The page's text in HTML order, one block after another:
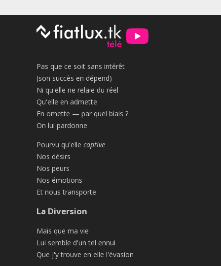
Pas que ce soit sans intérêt
(son succès en dépend)
Ni qu'elle ne relaie du réel
Qu'elle en admette
En omette — par quel biais ?
On lui pardonne
Pourvu qu'elle captive
Nos désirs
Nos peurs
Nos émotions
Et nous transporte
La Diversion
Mais que ma vie
Lui semble d'un tel ennui
Que j'y trouve en elle l'évasion